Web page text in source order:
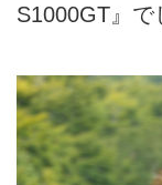
S1000GT』で